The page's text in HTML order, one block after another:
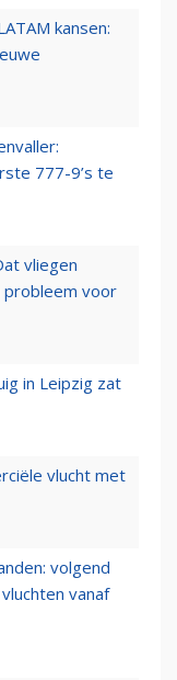
kansen:
777-9’s te
vliegen
voor
in Leipzig zat
vlucht met
volgend
vanaf